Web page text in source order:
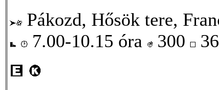
Pákozd, Hősök tere,
7.00-10.15 óra
300